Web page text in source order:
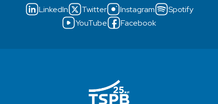
LinkedIn Twitter Instagram
Spotify
YouTube
Facebook